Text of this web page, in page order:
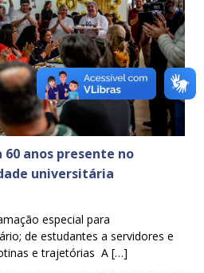
60 anos presente no
universitária
especial para
de estudantes a servidores e
e trajetórias A […]